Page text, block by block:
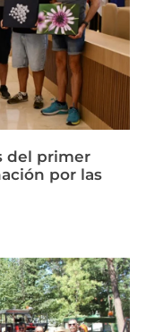
del primer
por las